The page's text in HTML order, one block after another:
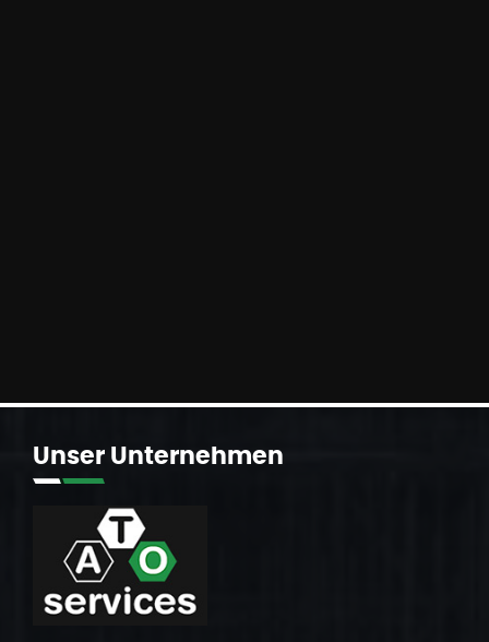
Unser Unternehmen